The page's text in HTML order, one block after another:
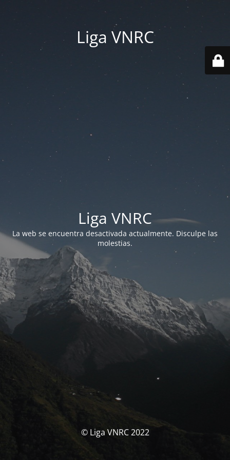
Liga VNRC
Liga VNRC
La web se encuentra desactivada actualmente. Disculpe las
molestias.
© Liga VNRC 2022